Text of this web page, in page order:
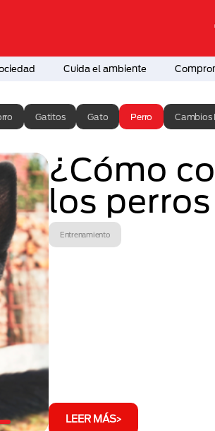
Cuida el ambiente
Gatitos Gato Perro Cambios
¿Cómo
los
Entrenamiento
LEER MÁS